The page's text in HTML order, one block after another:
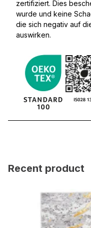
zertifiziert. Dies
wurde und keine
die sich negativ auf
auswirken.
Recent product